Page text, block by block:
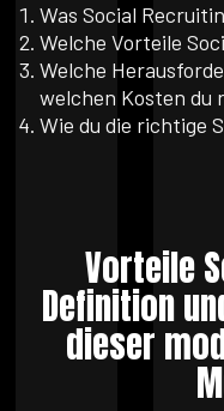
Was Social
Welche Vorteile
Welche
welchen Kosten du
Wie du die richtige
Vorteile
Definition
dieser